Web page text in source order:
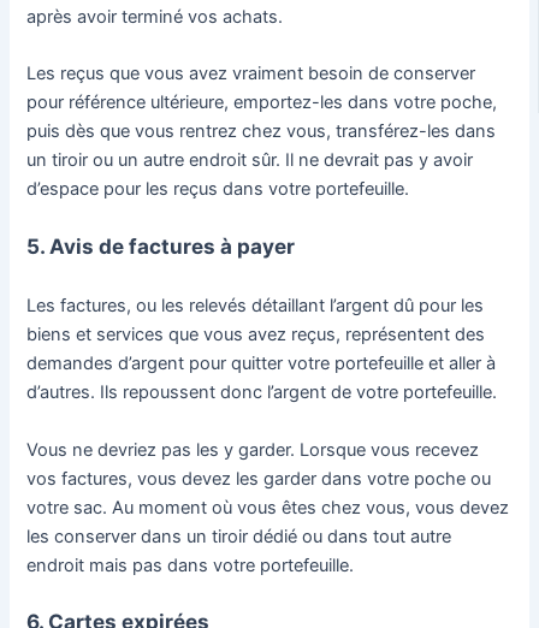
après avoir terminé vos achats.
Les reçus que vous avez vraiment besoin de conserver
pour référence ultérieure, emportez-les dans votre poche,
puis dès que vous rentrez chez vous, transférez-les dans
un tiroir ou un autre endroit sûr. Il ne devrait pas y avoir
d’espace pour les reçus dans votre portefeuille.
5. Avis de factures à payer
Les factures, ou les relevés détaillant l’argent dû pour les
biens et services que vous avez reçus, représentent des
demandes d’argent pour quitter votre portefeuille et aller à
d’autres. Ils repoussent donc l’argent de votre portefeuille.
Vous ne devriez pas les y garder. Lorsque vous recevez
vos factures, vous devez les garder dans votre poche ou
votre sac. Au moment où vous êtes chez vous, vous devez
les conserver dans un tiroir dédié ou dans tout autre
endroit mais pas dans votre portefeuille.
6. Cartes expirées